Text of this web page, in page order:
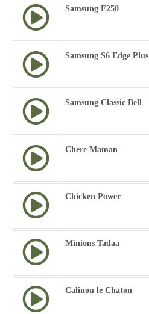
Samsung E250
Samsung S6 Edge Plus
Samsung Classic Bell
Chere Maman
Chicken Power
Minions Tadaa
Calinou le Chaton